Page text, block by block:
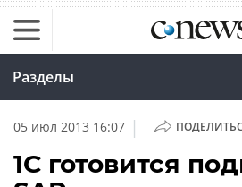
Разделы
05 июл 2013 16:07 |
1С готовится